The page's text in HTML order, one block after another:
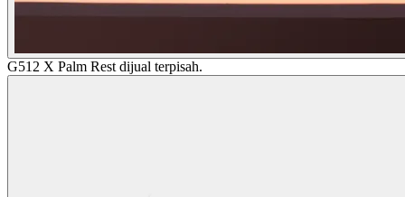
G512 X Palm Rest dijual terpisah.